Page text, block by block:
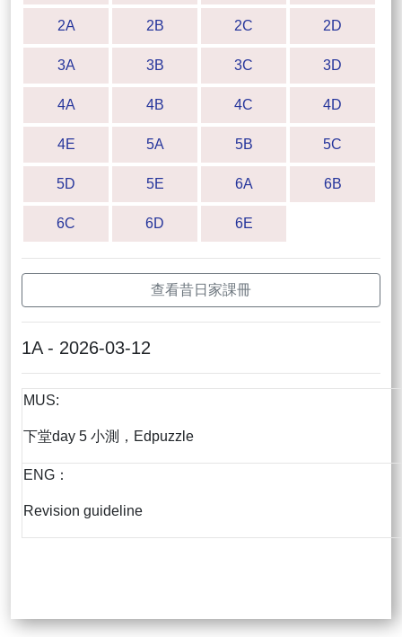
2A 2B 2C 2D
3A 3B 3C 3D
4A 4B 4C 4D
4E 5A 5B 5C
5D 5E 6A 6B
6C 6D 6E
查看昔日家課冊
1A - 2026-03-12
MUS:
下堂day 5 小測，Edpuzzle
ENG：
Revision guideline